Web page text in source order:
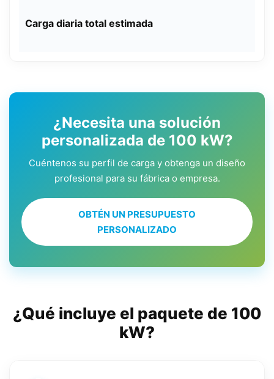
Carga diaria total estimada
¿Necesita una solución
personalizada de 100 kW?
Cuéntenos su perfil de carga y obtenga un diseño
profesional para su fábrica o empresa.
OBTÉN UN PRESUPUESTO
PERSONALIZADO
¿Qué incluye el paquete de 100
kW?